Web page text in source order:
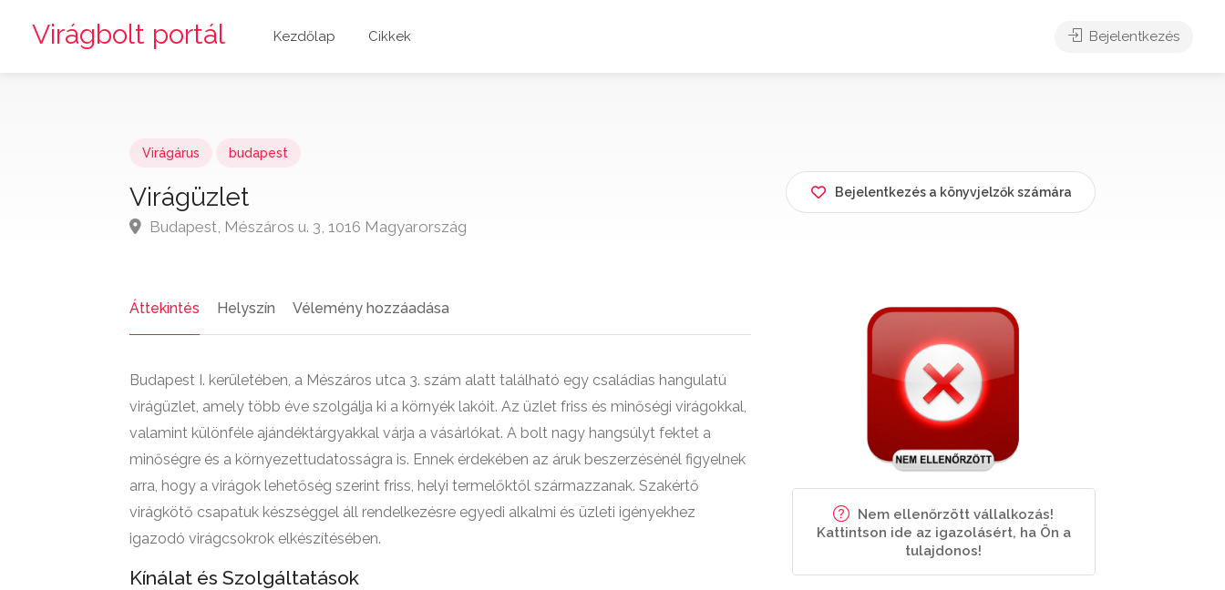
Virágbolt portál Kezdőlap Cikkek Bejelentkezés
Virágárus budapest
Virágüzlet
Budapest, Mészáros u. 3, 1016 Magyarország
Bejelentkezés a könyvjelzők számára
Áttekintés Helyszín Vélemény hozzáadása
Budapest I. kerületében, a Mészáros utca 3. szám alatt található egy családias hangulatú
virágüzlet, amely több éve szolgálja ki a környék lakóit. Az üzlet friss és minőségi virágokkal,
valamint különféle ajándéktárgyakkal várja a vásárlókat. A bolt nagy hangsúlyt fektet a
minőségre és a környezettudatosságra is. Ennek érdekében az áruk beszerzésénél figyelnek
arra, hogy a virágok lehetőség szerint friss, helyi termelőktől származzanak. Szakértő
virágkötő csapatuk készséggel áll rendelkezésre egyedi alkalmi és üzleti igényekhez
igazodó virágcsokrok elkészítésében.
Kínálat és Szolgáltatások
Nem ellenőrzött vállalkozás!
Kattintson ide az igazolásért, ha Ön a
tulajdonos!